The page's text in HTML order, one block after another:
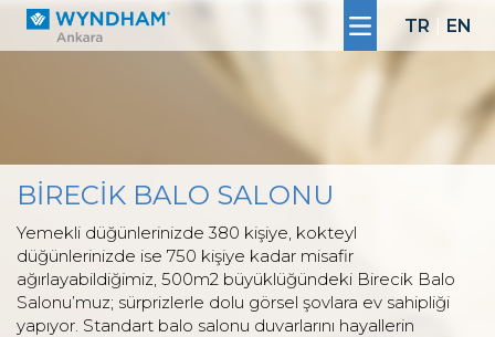
TR EN
BİRECİK BALO SALONU
Yemekli düğünlerinizde 380 kişiye, kokteyl
düğünlerinizde ise 750 kişiye kadar misafir
ağırlayabildiğimiz, 500m2 büyüklüğündeki Birecik Balo
Salonu’muz; sürprizlerle dolu görsel şovlara ev sahipliği
yapıyor. Standart balo salonu duvarlarını hayallerin